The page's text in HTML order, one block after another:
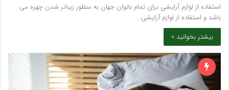
استفاده از لوازم آرایشی برای تمام بانوان جهان به منظور زیباتر شدن چهره می
باشد و استفاده از لوازم آرایشی…
بیشتر بخوانید »